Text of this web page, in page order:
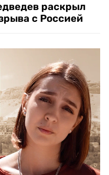
раскрыл
с Россией